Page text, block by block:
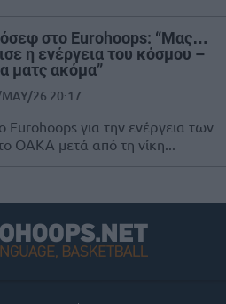
στο Eurohoops: “Μας…
η ενέργεια του κόσμου –
ματς ακόμα”
26 20:17
για την ενέργεια των
ΟΑΚΑ μετά από τη νίκη...